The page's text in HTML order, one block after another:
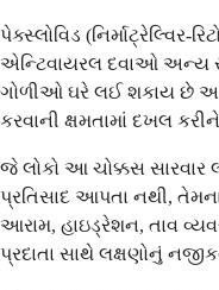
પેક્સ્લોવિડ (નિર્માટ્રેલ્વિર-
એન્ટિવાયરલ દવાઓ અન્ય
ગોળીઓ ઘરે લઈ શકાય છે
કરવાની ક્ષમતામાં દખલ
જે લોકો આ ચોક્કસ સારવાર
પ્રતિસાદ આપતા નથી,
આરામ, હાઇડ્રેશન, તાવ
પ્રદાતા સાથે લક્ષણોનું